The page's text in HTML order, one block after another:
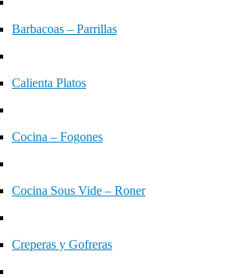
Barbacoas – Parrillas
Calienta Platos
Cocina – Fogones
Cocina Sous Vide – Roner
Creperas y Gofreras